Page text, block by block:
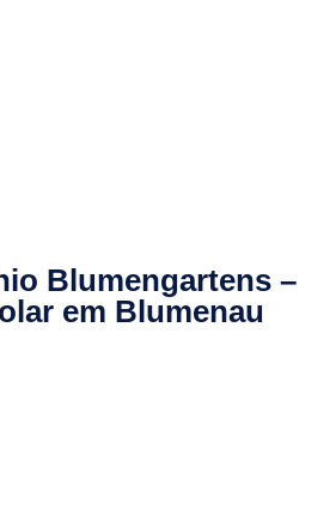
Blumengartens –
em Blumenau